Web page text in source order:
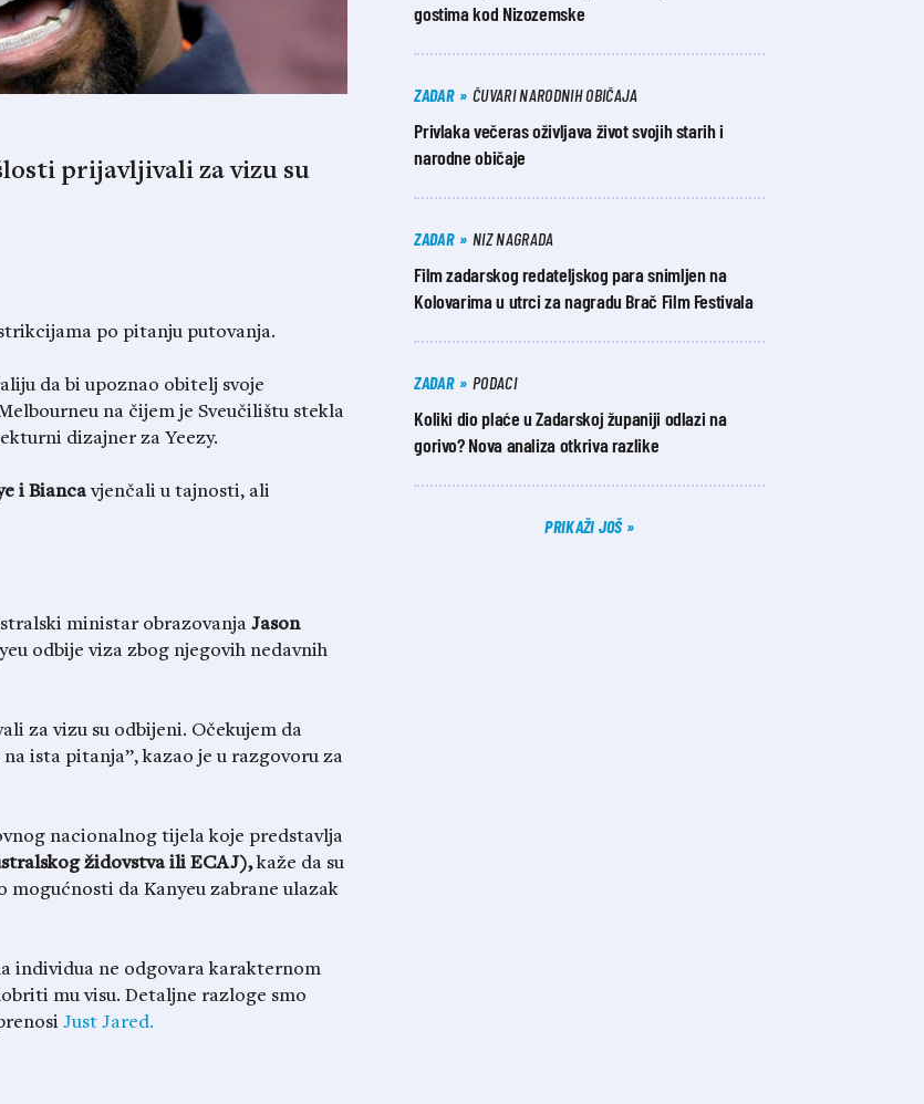
prijavljivali za vizu su
po pitanju putovanja.
da bi upoznao obitelj svoje
na čijem je Sveučilištu stekla
dizajner za Yeezy.
i Biancavjenčali u tajnosti, ali
ministar obrazovanja Jason
odbije viza zbog njegovih nedavnih
za vizu su odbijeni. Očekujem da
ista pitanja”, kazao je u razgovoru za
nacionalnog tijela koje predstavlja
židovstva ili ECAJ),kaže da su
mogućnosti da Kanyeu zabrane ulazak
individua ne odgovara karakternom
mu visu. Detaljne razloge smo
Just Jared.
gostima kod Nizozemske
ZADAR ČUVARI NARODNIH OBIČAJA
Privlaka večeras oživljava život svojih starih i
narodne običaje
ZADAR NIZ NAGRADA
Film zadarskog redateljskog para snimljen na
Kolovarima u utrci za nagradu Brač Film Festivala
ZADAR PODACI
Koliki dio plaće u Zadarskoj županiji odlazi na
gorivo? Nova analiza otkriva razlike​
PRIKAŽI JOŠ